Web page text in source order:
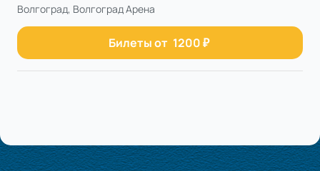
Волгоград, Волгоград Арена
Билеты от 1200₽